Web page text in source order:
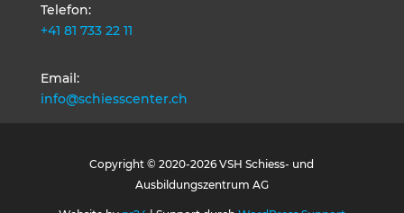
Telefon:
+41 81 733 22 11
Email:
info@schiesscenter.ch
Copyright © 2020-2026 VSH Schiess- und
Ausbildungszentrum AG